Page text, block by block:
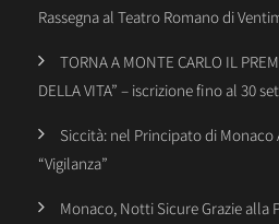
Rassegna al Teatro Romano di
TORNA A MONTE CARLO IL
DELLA VITA” – iscrizione fino al 30
Siccità: nel Principato di
“Vigilanza”
Monaco, Notti Sicure Grazie alla